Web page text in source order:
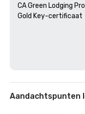
CA Green Lodging
Gold Key-certificaat
Aandachtspunten